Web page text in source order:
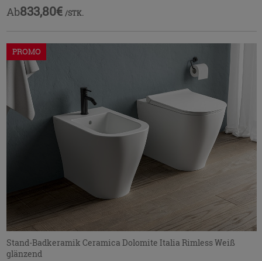
Ab833,80€ /STK.
PROMO
Stand-Badkeramik Ceramica Dolomite Italia Rimless Weiß
glänzend